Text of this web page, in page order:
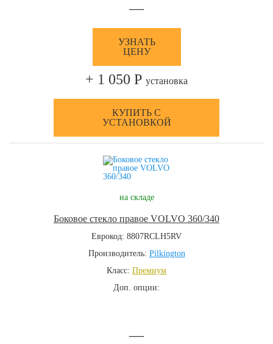
—
УЗНАТЬ
ЦЕНУ
+ 1 050 Р установка
КУПИТЬ С
УСТАНОВКОЙ
на складе
Боковое стекло правое VOLVO 360/340
Еврокод: 8807RCLH5RV
Производитель: Pilkington
Класс: Премиум
Доп. опции:
—